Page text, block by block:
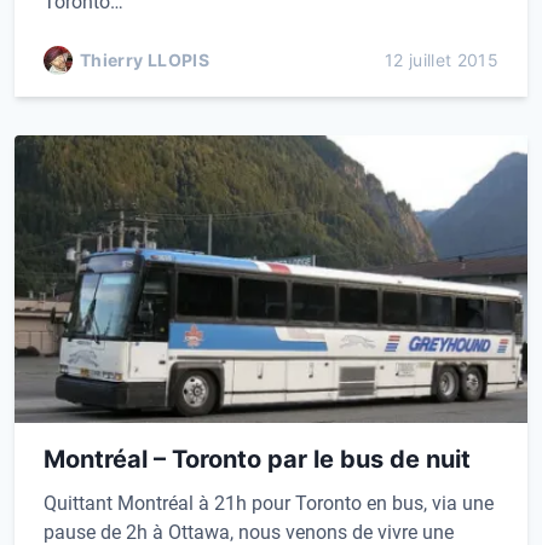
Thierry LLOPIS 12 juillet 2015
Montréal – Toronto par le bus de nuit
Quittant Montréal à 21h pour Toronto en bus, via une
pause de 2h à Ottawa, nous venons de vivre une